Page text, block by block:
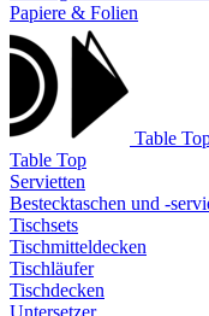
Papiere & Folien
Table
Table Top
Servietten
Bestecktaschen und -
Tischsets
Tischmitteldecken
Tischläufer
Tischdecken